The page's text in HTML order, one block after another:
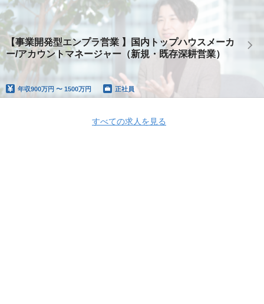
【事業開発型エンプラ営業 】国内トップハウスメーカ
ー/アカウントマネージャー（新規・既存深耕営業）
年収900万円 〜 1500万円 正社員
すべての求人を見る